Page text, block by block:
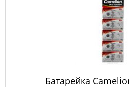
Батарейка